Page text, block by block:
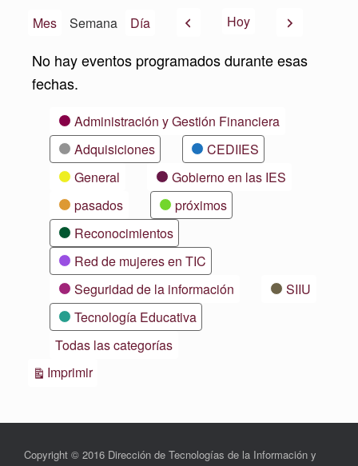
Mes Semana Día AnteriorHoy Siguiente
No hay eventos programados durante esas
fechas.
CategoríasAdministración y Gestión Financiera
Adquisiciones
CEDIIES
General
Gobierno en las IES
pasados
próximos
Reconocimientos
Red de mujeres en TIC
Seguridad de la información
SIIU
Tecnología Educativa
Todas las categorías
ImprimirVistas
Copyright © 2016 Dirección de Tecnologías de la Información y